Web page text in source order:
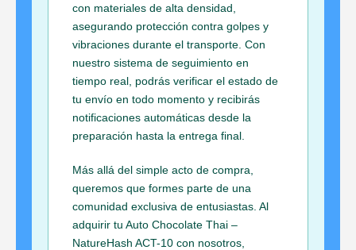
con materiales de alta densidad,
asegurando protección contra golpes y
vibraciones durante el transporte. Con
nuestro sistema de seguimiento en
tiempo real, podrás verificar el estado de
tu envío en todo momento y recibirás
notificaciones automáticas desde la
preparación hasta la entrega final.
Más allá del simple acto de compra,
queremos que formes parte de una
comunidad exclusiva de entusiastas. Al
adquirir tu Auto Chocolate Thai –
NatureHash ACT-10 con nosotros,